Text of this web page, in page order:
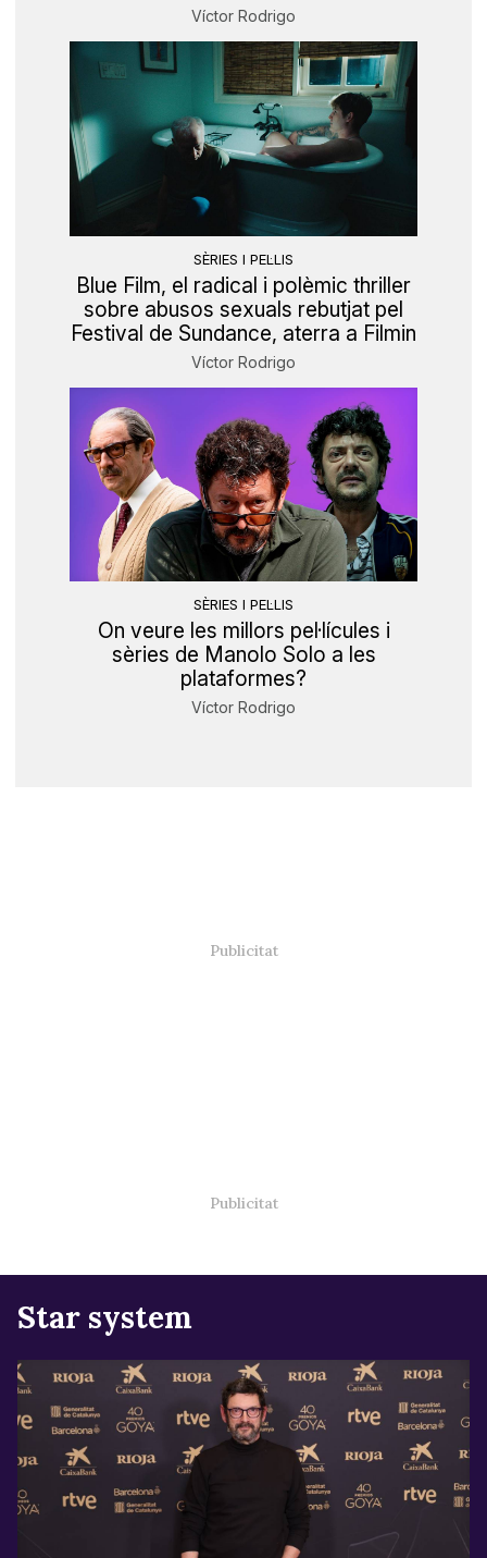
Víctor Rodrigo
SÈRIES I PEL·LIS
Blue Film, el radical i polèmic thriller
sobre abusos sexuals rebutjat pel
Festival de Sundance, aterra a Filmin
Víctor Rodrigo
SÈRIES I PEL·LIS
On veure les millors pel·lícules i
sèries de Manolo Solo a les
plataformes?
Víctor Rodrigo
Star system